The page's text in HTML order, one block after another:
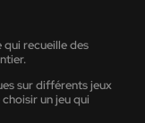
recueille des
sur différents jeux
un jeu qui